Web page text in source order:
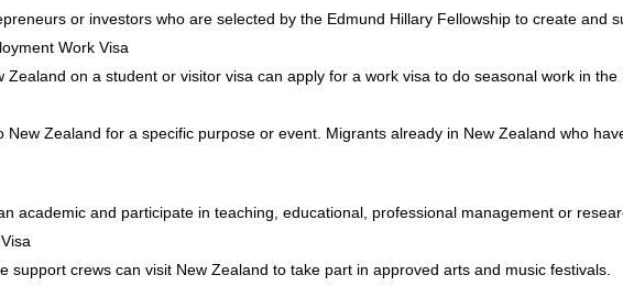
or investors who are selected by the Edmund Hillary Fellowship to create and
Work Visa
Zealand on a student or visitor visa can apply for a work visa to do seasonal work in
New Zealand for a specific purpose or event. Migrants already in New Zealand who
academic and participate in teaching, educational, professional management or
support crews can visit New Zealand to take part in approved arts and music festivals.